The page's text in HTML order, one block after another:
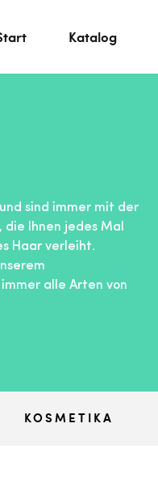
Katalog
sind immer mit der
Ihnen jedes Mal
Haar verleiht.
alle Arten von
KOSMETIKA